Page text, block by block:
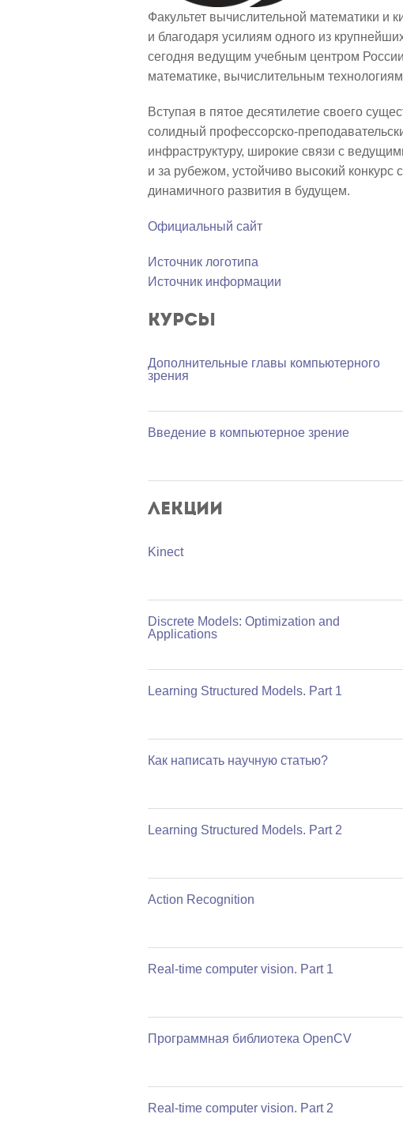
Факультет вычислительной математики
и благодаря усилиям одного из
сегодня ведущим учебным центром
математике, вычислительным
Вступая в пятое десятилетие своего
солидный профессорско-
инфраструктуру, широкие связи с
и за рубежом, устойчиво высокий конкурс
динамичного развития в будущем.
Официальный сайт
Источник логотипа
Источник информации
Курсы
Дополнительные главы компьютерного
зрения
Введение в компьютерное зрение
Лекции
Kinect
Discrete Models: Optimization and
Applications
Learning Structured Models. Part 1
Как написать научную статью?
Learning Structured Models. Part 2
Action Recognition
Real-time computer vision. Part 1
Программная библиотека OpenCV
Real-time computer vision. Part 2